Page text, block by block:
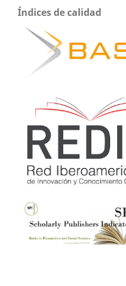
Índices de calidad